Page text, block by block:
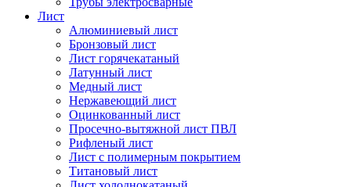
Лист
Алюминиевый лист
Бронзовый лист
Лист горячекатаный
Латунный лист
Медный лист
Нержавеющий лист
Оцинкованный лист
Просечно-вытяжной лист ПВЛ
Рифленый лист
Лист с полимерным покрытием
Титановый лист